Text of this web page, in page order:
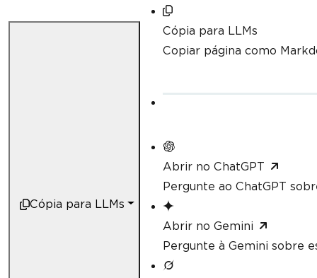
Cópia para LLMs
Cópia para LLMs
Copiar página como
Abrir no ChatGPT
Pergunte ao ChatGPT
Abrir no Gemini
Pergunte à Gemini sobre